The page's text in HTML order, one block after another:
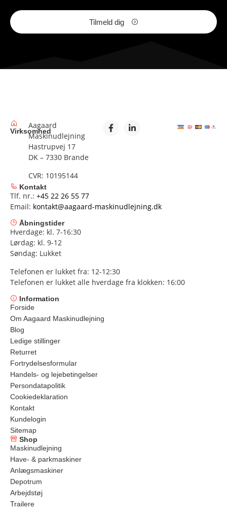
Tilmeld dig
Virksomhed
Aagaard
Maskinudlejning
Hastrupvej 17
DK – 7330 Brande
CVR: 10195144
Kontakt
Tlf. nr.: +45 22 26 55 77
Email: kontakt@aagaard-maskinudlejning.dk
Åbningstider
Hverdage: kl. 7-16:30
Lørdag: kl. 9-12
Søndag: Lukket
Telefonen er lukket fra: 12-12:30
Telefonen er lukket alle hverdage fra klokken: 16:00
Information
Forside
Om Aagaard Maskinudlejning
Blog
Ledige stillinger
Returret
Fortrydelsesformular
Handels- og lejebetingelser
Persondatapolitik
Cookiedeklaration
Kontakt
Kundelogin
Sitemap
Shop
Maskinudlejning
Have- & parkmaskiner
Anlægsmaskiner
Depotrum
Arbejdstøj
Trailere